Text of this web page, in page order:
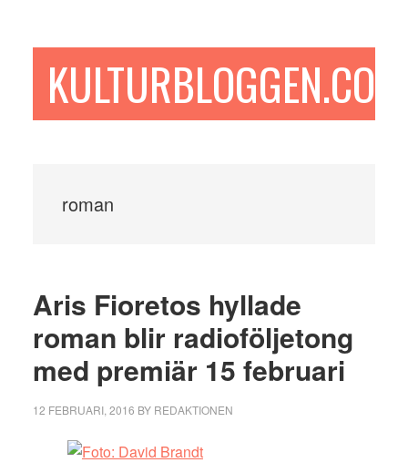
sidofältetKULTURBLOGGEN.COM
roman
Aris Fioretos hyllade
roman blir radioföljetong
med premiär 15 februari
12 FEBRUARI, 2016 BY REDAKTIONEN